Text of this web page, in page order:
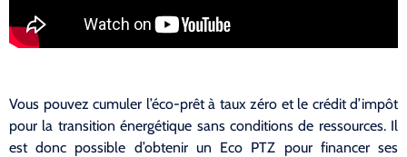
Vous pouvez cumuler l’éco-prêt à taux zéro et le crédit d’impôt
pour la transition énergétique sans conditions de ressources. Il
est donc possible d’obtenir un Eco PTZ pour financer ses